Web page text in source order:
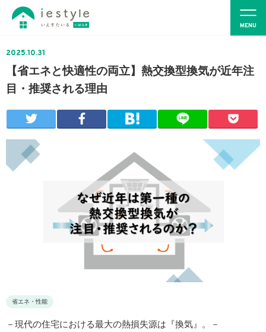
2025.10.31
【省エネと快適性の両立】熱交換型換気が近年注
目・推奨される理由
省エネ・性能
－現代の住宅における最大の熱損失源は『換気』。－